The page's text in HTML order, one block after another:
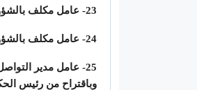
23- عامل مكلف بالشؤون الداخلية الجهوية بولاية طنجة – تطوان – الحسيمة : السيد والعيد المسافر
24- عامل مكلف بالشؤون الداخلية الجهوية بولاية مراكش – آسفي : السيدة حنان الرياحي
25- عامل مدير التواصل بوزارة الداخلية : السيد عبد الله العلوي
وباقتراح من رئيس